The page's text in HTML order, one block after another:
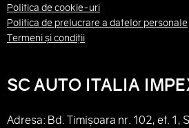
Politica de cookie-uri
Politica de prelucrare a datelor personale
Termeni și condiții
SC AUTO ITALIA
Adresa: Bd. Timișoara nr. 102, et. 1,